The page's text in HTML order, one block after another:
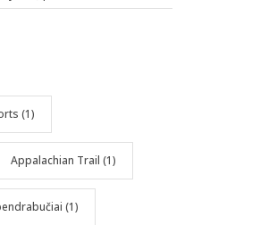
(1)
Appalachian Trail (1)
(1)